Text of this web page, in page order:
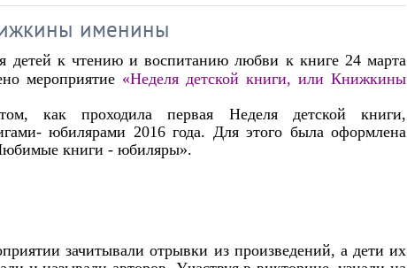
именины
детей к чтению и воспитанию любви к книге 24 марта
мероприятие «Неделя детской книги, или Книжкины
как проходила первая Неделя детской книги,
юбилярами 2016 года. Для этого была оформлена
книги - юбиляры».
зачитывали отрывки из произведений, а дети их